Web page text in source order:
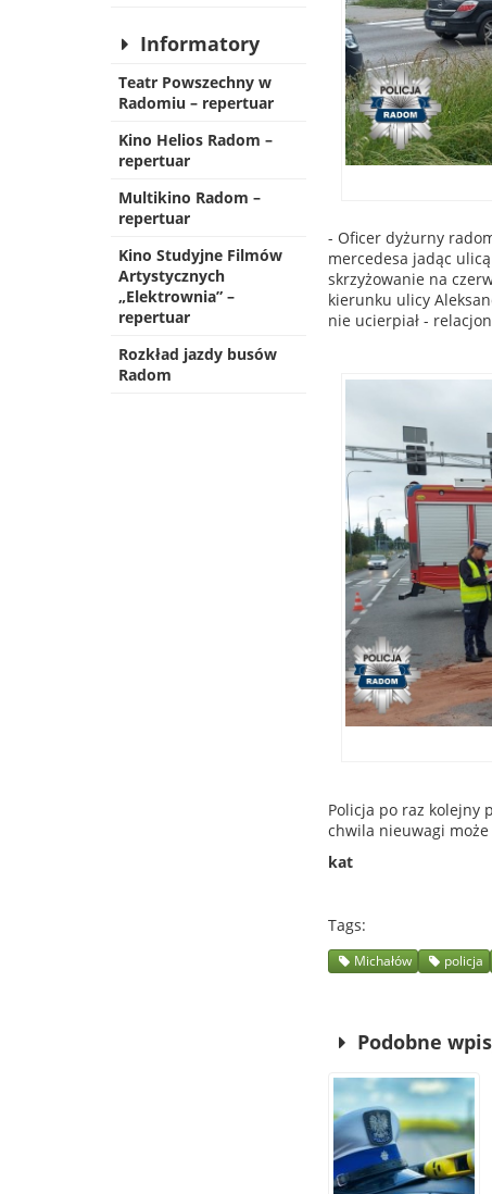
Informatory
Teatr Powszechny w
Radomiu – repertuar
Kino Helios Radom –
repertuar
Multikino Radom –
repertuar
Kino Studyjne Filmów
Artystycznych
„Elektrownia” –
repertuar
Rozkład jazdy busów
Radom
- Oficer dyżurny
mercedesa jadąc
skrzyżowanie na
kierunku ulicy
nie ucierpiał -
Policja po raz kolejny
chwila nieuwagi
kat
Tags
Michałów policja
Podobne